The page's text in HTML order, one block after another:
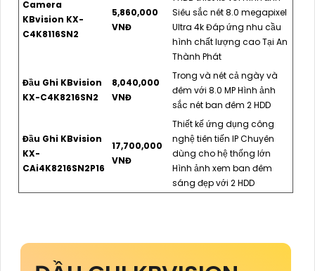
Camera
KBvision KX-
C4K8116SN2
5,860,000
VNĐ
Siêu sắc nét 8.0 megapixel
Ultra 4k Đáp ứng nhu cầu
hình chất lượng cao Tại An
Thành Phát
Đầu Ghi KBvision
KX-C4K8216SN2
8,040,000
VNĐ
Trong và nét cả ngày và
đêm với 8.0 MP Hình ảnh
sắc nét ban đêm 2 HDD
Đầu Ghi KBvision
KX-
CAi4K8216SN2P16
17,700,000
VNĐ
Thiết kế ứng dụng công
nghệ tiên tiến IP Chuyên
dùng cho hệ thống lớn
Hình ảnh xem ban đêm
sáng đẹp với 2 HDD